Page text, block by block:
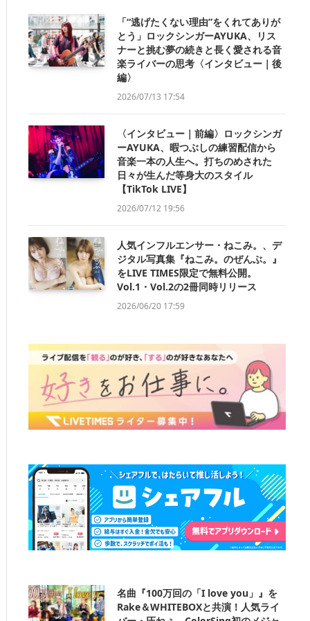
「“逃げたくない理由”をくれてありが
とう」ロックシンガーAYUKA、リス
ナーと挑む夢の続きと長く愛される音
楽ライバーの思考〈インタビュー｜後
編〉
2026/07/13 17:54
〈インタビュー｜前編〉ロックシンガ
ーAYUKA、暇つぶしの練習配信から
音楽一本の人生へ。打ちのめされた
日々が生んだ等身大のスタイル
【TikTok LIVE】
2026/07/12 19:56
人気インフルエンサー・ねこみ。、デ
ジタル写真集『ねこみ。のぜんぶ。』
をLIVE TIMES限定で無料公開。
Vol.1・Vol.2の2冊同時リリース
2026/06/20 17:59
名曲『100万回の「I love you」』を
Rake＆WHITEBOXと共演！人気ライ